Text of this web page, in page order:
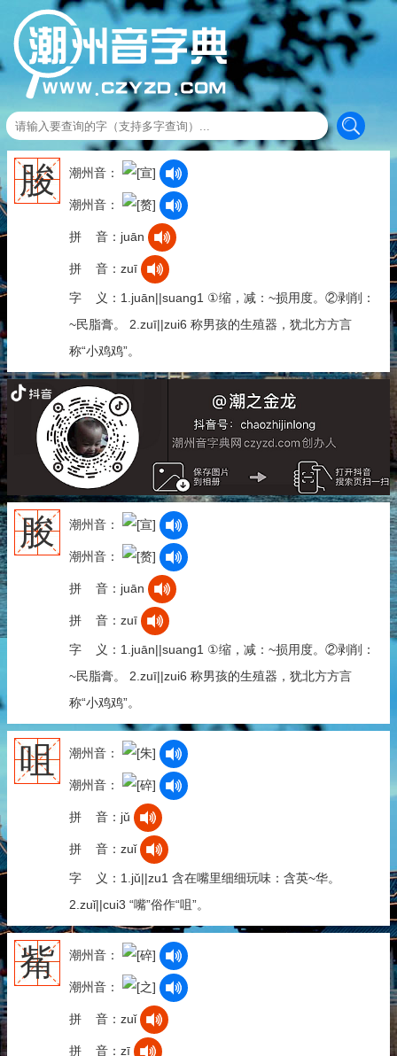
脧 潮州音：
潮州音：
拼 音：juān
拼 音：zuī
字 义：1.juān||suang1 ①缩，减：~损用度。②剥削：
~民脂膏。 2.zuī||zui6 称男孩的生殖器，犹北方方言
称“小鸡鸡”。
朘 潮州音：
潮州音：
拼 音：juān
拼 音：zuī
字 义：1.juān||suang1 ①缩，减：~损用度。②剥削：
~民脂膏。 2.zuī||zui6 称男孩的生殖器，犹北方方言
称“小鸡鸡”。
咀 潮州音：
潮州音：
拼 音：jǔ
拼 音：zuǐ
字 义：1.jǔ||zu1 含在嘴里细细玩味：含英~华。
2.zuǐ||cui3 “嘴”俗作“咀”。
觜 潮州音：
潮州音：
拼 音：zuǐ
拼 音：zī